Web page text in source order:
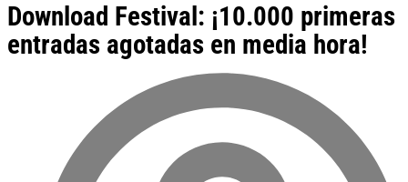
Download Festival: ¡10.000 primeras
entradas agotadas en media hora!